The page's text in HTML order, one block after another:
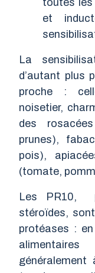
toutes les
et
La
d’autant plus
proche :
noisetier,
des
prunes),
pois),
(tomate,
Les PR10,
stéroïdes,
protéases :